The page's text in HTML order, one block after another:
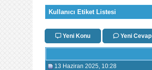
Kullanıcı Etiket Listesi
Yeni Konu Yeni Cevap
13 Haziran 2025 , 10:28